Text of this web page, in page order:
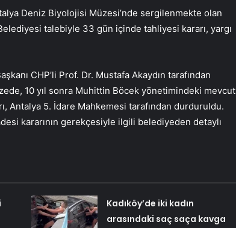
Deniz Biyolojisi Müzesi’nde sergilenmekte olan
talebiyle 33 gün içinde tahliyesi kararı, yargı
CHP’li Prof. Dr. Mustafa Akaydın tarafından
10 yıl sonra Muhittin Böcek yönetimindeki mevcut
Antalya 5. İdare Mahkemesi tarafından durduruldu.
kararının gerekçesiyle ilgili belediyeden detaylı
Kadıköy’de iki kadın
arasındaki saç saça kavga